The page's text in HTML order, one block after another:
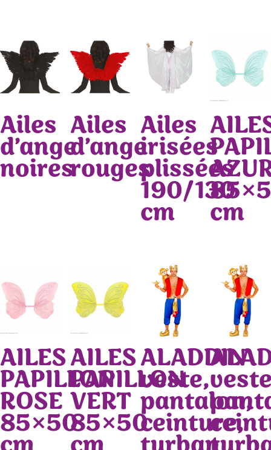
Ailes
d’ange
noires
Ailes
d’ange
rouges
Ailes
irisées
plissées
190/130
cm cm
AILES
PAPILLON
ROSE
85×50
AILES
PAPILLON
VERT
85×50
ALADDIN
veste,
pantalon,
ceinture,